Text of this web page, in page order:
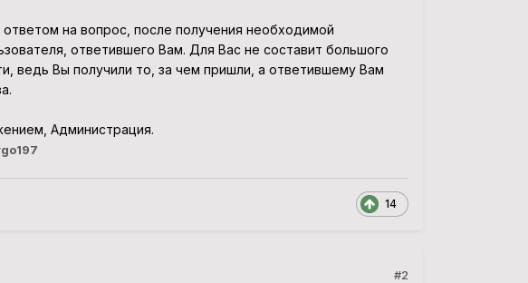
на вопрос, после получения необходимой
ответившего Вам. Для Вас не составит большого
ведь Вы получили то, за чем пришли, а ответившему Вам
Администрация.
14
#2